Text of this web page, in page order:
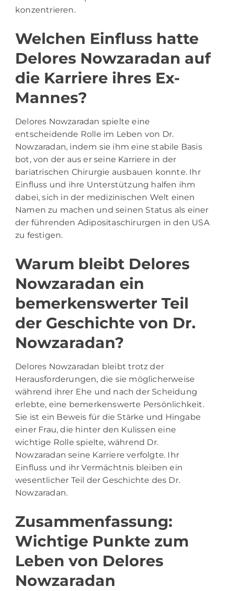
konzentrieren.
Welchen Einfluss hatte
Delores Nowzaradan auf
die Karriere ihres Ex-
Mannes?
Delores Nowzaradan spielte eine
entscheidende Rolle im Leben von Dr.
Nowzaradan, indem sie ihm eine stabile Basis
bot, von der aus er seine Karriere in der
bariatrischen Chirurgie ausbauen konnte. Ihr
Einfluss und ihre Unterstützung halfen ihm
dabei, sich in der medizinischen Welt einen
Namen zu machen und seinen Status als einer
der führenden Adipositaschirurgen in den USA
zu festigen.
Warum bleibt Delores
Nowzaradan ein
bemerkenswerter Teil
der Geschichte von Dr.
Nowzaradan?
Delores Nowzaradan bleibt trotz der
Herausforderungen, die sie möglicherweise
während ihrer Ehe und nach der Scheidung
erlebte, eine bemerkenswerte Persönlichkeit.
Sie ist ein Beweis für die Stärke und Hingabe
einer Frau, die hinter den Kulissen eine
wichtige Rolle spielte, während Dr.
Nowzaradan seine Karriere verfolgte. Ihr
Einfluss und ihr Vermächtnis bleiben ein
wesentlicher Teil der Geschichte des Dr.
Nowzaradan.
Zusammenfassung:
Wichtige Punkte zum
Leben von Delores
Nowzaradan